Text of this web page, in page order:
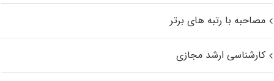
مصاحبه با رتبه های برتر
کارشناسی ارشد مجازی